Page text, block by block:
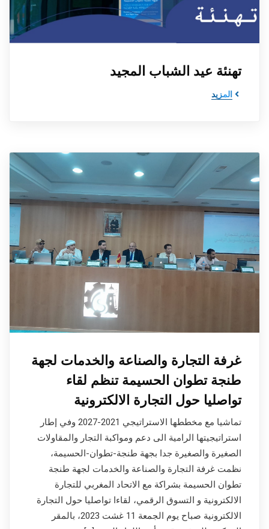
تهنئة عيد الشباب المجيد
المزيد
غرفة التجارة والصناعة والخدمات لجهة
طنجة تطوان الحسيمة تنظم لقاء
تواصليا حول التجارة الالكترونية
تماشيا مع مخططها الاستراتيجي 2021-2027 وفي إطار
استراتيجيتها الرامية الى دعم ومواكبة التجار والمقاولات
الصغيرة والصغيرة جدا بجهة طنجة-تطوان-الحسيمة،
نظمت غرفة التجارة والصناعة والخدمات لجهة طنجة
تطوان الحسيمة بشراكة مع الاتحاد المغربي للتجارة
الالكترونية و التسوق الرقمي، لقاءا تواصليا حول التجارة
الالكترونية صباح يوم الجمعة 11 غشت 2023، بالمقر